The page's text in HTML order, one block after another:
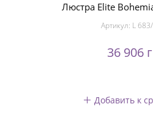
Люстра Elite
Артикул: L
36 906
Добавить к